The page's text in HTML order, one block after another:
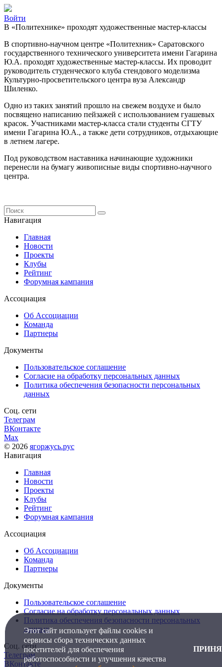
Войти
В «Политехнике» проходят художественные мастер-классы
В спортивно-научном центре «Политехник» Саратовского
государственного технического университета имени Гагарина
Ю.А. проходят художественные мастер-классы. Их проводит
руководитель студенческого клуба стендового моделизма
Культурно-просветительского центра вуза Александр
Шиленко.
Одно из таких занятий прошло на свежем воздухе и было
посвящено написанию пейзажей с использованием гуашевых
красок. Участниками мастер-класса стали студенты СГТУ
имени Гагарина Ю.А., а также дети сотрудников, отдыхающие
в летнем лагере.
Под руководством наставника начинающие художники
перенесли на бумагу живописные виды спортивно-научного
центра.
Навигация
Главная
Новости
Проекты
Клубы
Рейтинг
Форумная кампания
Ассоциация
Об Ассоциации
Команда
Партнеры
Документы
Пользовательское соглашение
Согласие на обработку персональных данных
Политика обеспечения безопасности персональных
данных
Соц. сети
Телеграм
ВКонтакте
Max
© 2026 ягоржусь.рус
Навигация
Главная
Новости
Проекты
Клубы
Рейтинг
Форумная кампания
Ассоциация
Об Ассоциации
Команда
Партнеры
Документы
Пользовательское соглашение
Согласие на обработку персональных данных
Политика обеспечения безопасности персональных
данных
Соц. сети
Телеграм
ВКонтакте
Этот сайт использует файлы cookies и
сервисы сбора технических данных
посетителей для обеспечения
работоспособности и улучшения качества